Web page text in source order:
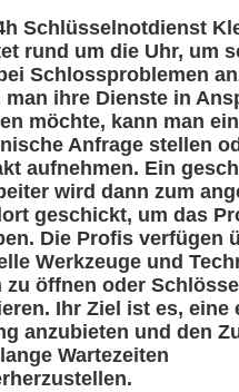
Schlüsselnotdienst
rund um die Uhr, um
Schlossproblemen
man ihre Dienste in
möchte, kann man
Anfrage stellen
aufnehmen. Ein
wird dann zum
geschickt, um das
Die Profis verfügen
Werkzeuge und
zu öffnen oder
Ihr Ziel ist es, eine
anzubieten und den
Wartezeiten